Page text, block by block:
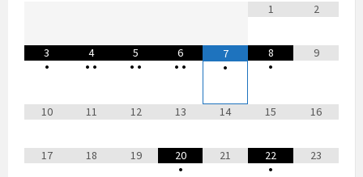
1
2
3
•
4
• •
5
• •
6
• •
7
•
8
•
9
10 11 12 13 14 15 16
17 18 19
20
•
21
22
•
23